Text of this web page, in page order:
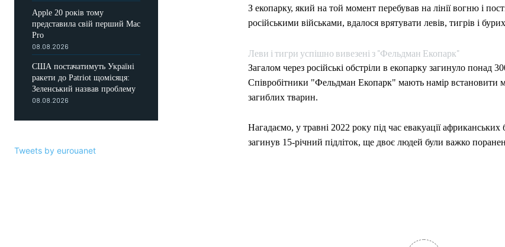
Apple 20 років тому
представила свій перший Mac
Pro
08.08.2026
США постачатимуть Україні
ракети до Patriot щомісяця:
Зеленський назвав проблему
08.08.2026
Tweets by eurouanet
З екопарку, який на той момент перебував на лінії вогню і
російськими військами, вдалося врятувати левів, тигрів і
Леви і тигри успішно вивезені з "Фельдман Екопарк"
Загалом через російські обстріли в екопарку загинуло понад
Співробітники "Фельдман Екопарк" мають намір встановити
загиблих тварин.
Нагадаємо, у травні 2022 року під час евакуації африканських
загинув 15-річний підліток, ще двоє людей були важко